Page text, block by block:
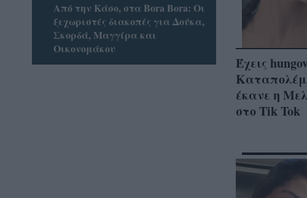
Έχεις
έκανε η
στο Tik Tok
Από την Κάσο, στα Bora Bora: Οι
ξεχωριστές διακοπές για Δούκα,
Σκορδά, Μαγγίρα και
Οικονομάκου